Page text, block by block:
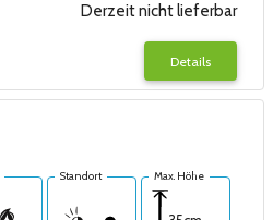
Derzeit nicht lieferbar
Details
Standort Max. Höhe